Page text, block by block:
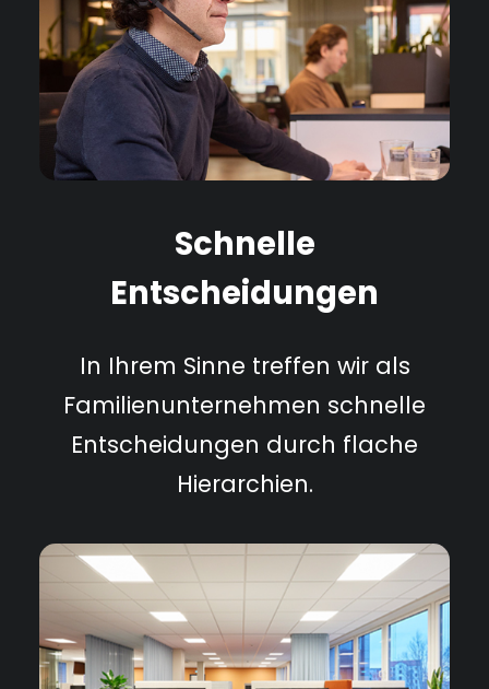
Schnelle
Entscheidungen
In Ihrem Sinne treffen wir als
Familienunternehmen schnelle
Entscheidungen durch flache
Hierarchien.